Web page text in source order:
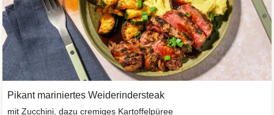
Pikant mariniertes Weiderindersteak
mit Zucchini, dazu cremiges Kartoffelpüree